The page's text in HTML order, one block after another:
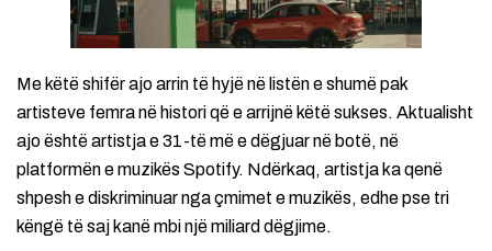
Me këtë shifër ajo arrin të hyjë në listën e shumë pak
artisteve femra në histori që e arrijnë këtë sukses. Aktualisht
ajo është artistja e 31-të më e dëgjuar në botë, në
platformën e muzikës Spotify. Ndërkaq, artistja ka qenë
shpesh e diskriminuar nga çmimet e muzikës, edhe pse tri
këngë të saj kanë mbi një miliard dëgjime.